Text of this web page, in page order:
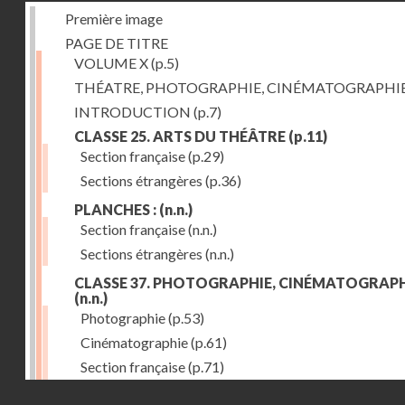
Première image
PAGE DE TITRE
VOLUME X(p.5)
THÉATRE, PHOTOGRAPHIE,
INTRODUCTION (p.7)
CLASSE 25. ARTS DU THÉÂTRE (p.11)
Section française(p.29)
Sections étrangères (p.36)
PLANCHES : (n.n.)
Section française(n.n.)
Sections étrangères (n.n.)
CLASSE 37. PHOTOGRAPHIE,
(n.n.)
Photographie(p.53)
Cinématographie(p.61)
Section française(p.71)